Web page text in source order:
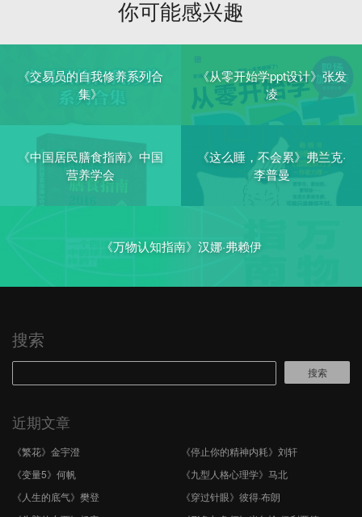
你可能感兴趣
《交易员的自我修养系列合
集》
《从零开始学ppt设计》张发
凌
《中国居民膳食指南》中国
营养学会
《这么睡，不会累》弗兰克·
李普曼
《万物认知指南》汉娜·弗赖伊
搜索
搜索
近期文章
《繁花》金宇澄
《停止你的精神内耗》刘轩
《变量5》何帆
《九型人格心理学》马北
《人生的底气》樊登
《穿过针眼》彼得·布朗